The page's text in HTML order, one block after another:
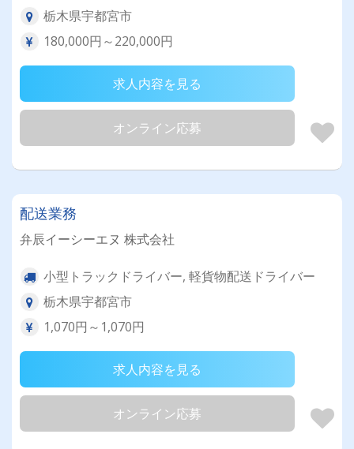
栃木県宇都宮市
180,000円～220,000円
求人内容を見る
オンライン応募
配送業務
弁辰イーシーエヌ 株式会社
小型トラックドライバー, 軽貨物配送ドライバー
栃木県宇都宮市
1,070円～1,070円
求人内容を見る
オンライン応募